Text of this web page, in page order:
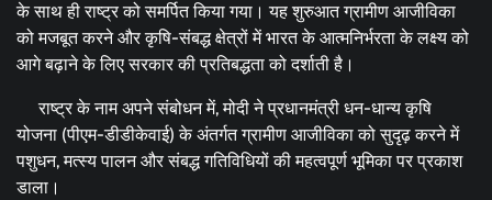
के साथ ही राष्ट्र को समर्पित किया गया। यह शुरुआत ग्रामीण आजीविका
को मजबूत करने और कृषि-संबद्ध क्षेत्रों में भारत के आत्मनिर्भरता के लक्ष्य को
आगे बढ़ाने के लिए सरकार की प्रतिबद्धता को दर्शाती है।
राष्ट्र के नाम अपने संबोधन में, मोदी ने प्रधानमंत्री धन-धान्य कृषि
योजना (पीएम-डीडीकेवाई) के अंतर्गत ग्रामीण आजीविका को सुदृढ़ करने में
पशुधन, मत्स्य पालन और संबद्ध गतिविधियों की महत्वपूर्ण भूमिका पर प्रकाश
डाला।